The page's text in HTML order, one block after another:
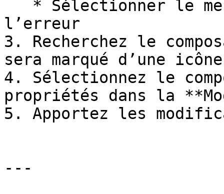
l’erreur
3. Recherchez le
sera marqué d’une
4. Sélectionnez le
propriétés dans la
5. Apportez les
---